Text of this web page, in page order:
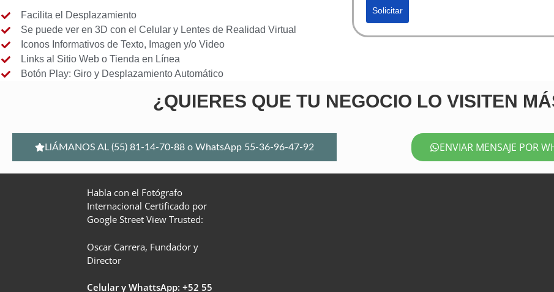
Facilita el Desplazamiento
Se puede ver en 3D con el Celular y Lentes de Realidad Virtual
Iconos Informativos de Texto, Imagen y/o Video
Links al Sitio Web o Tienda en Línea
Botón Play: Giro y Desplazamiento Automático
Solicitar
¿QUIERES QUE TU NEGOCIO LO VISITEN
LlÁMANOS AL (55) 81-14-70-88 o WhatsApp 55-36-96-47-92 ENVIAR MENSAJE POR
Habla con el Fotógrafo
Internacional Certificado por
Google Street View Trusted:
Oscar Carrera, Fundador y
Director
Celular y WhattsApp: +52 55